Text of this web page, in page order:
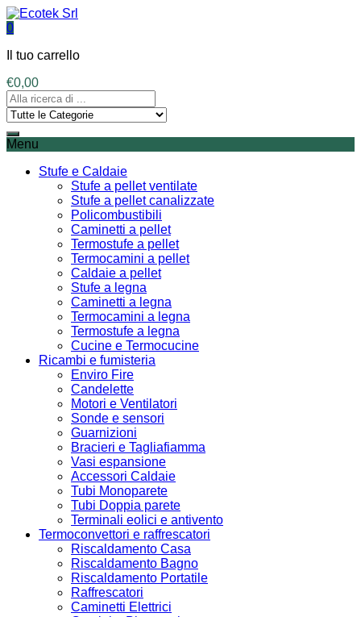
0
Il tuo carrello
€0,00
Menu
Stufe e Caldaie
Stufe a pellet ventilate
Stufe a pellet canalizzate
Policombustibili
Caminetti a pellet
Termostufe a pellet
Termocamini a pellet
Caldaie a pellet
Stufe a legna
Caminetti a legna
Termocamini a legna
Termostufe a legna
Cucine e Termocucine
Ricambi e fumisteria
Enviro Fire
Candelette
Motori e Ventilatori
Sonde e sensori
Guarnizioni
Bracieri e Tagliafiamma
Vasi espansione
Accessori Caldaie
Tubi Monoparete
Tubi Doppia parete
Terminali eolici e antivento
Termoconvettori e raffrescatori
Riscaldamento Casa
Riscaldamento Bagno
Riscaldamento Portatile
Raffrescatori
Caminetti Elettrici